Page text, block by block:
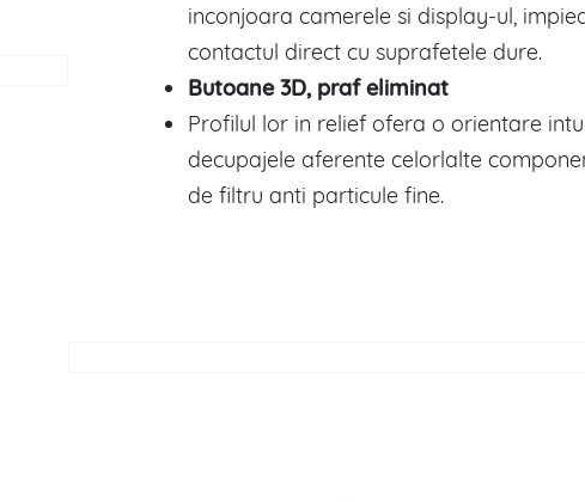
inconjoara camerele si display-ul,
contactul direct cu suprafetele dure.
Butoane 3D, praf eliminat
Profilul lor in relief ofera o orientare
decupajele aferente celorlalte
de filtru anti particule fine.